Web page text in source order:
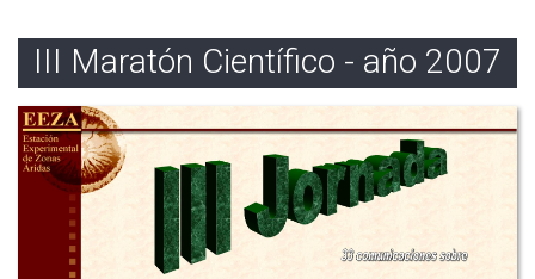
III Maratón Científico - año 2007